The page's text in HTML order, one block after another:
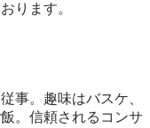
す。
事。趣味はバスケ、
。信頼されるコンサ